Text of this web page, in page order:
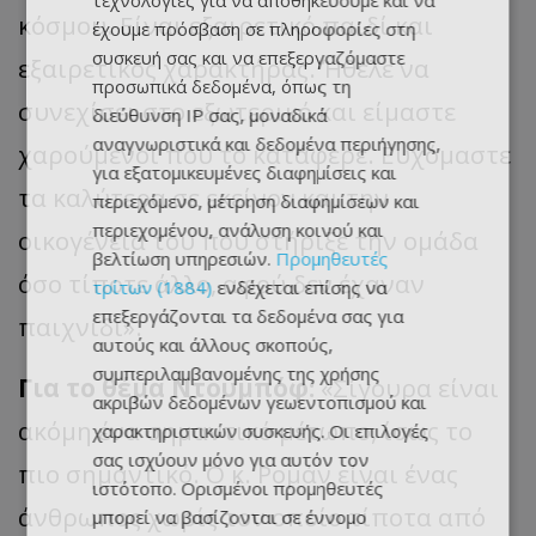
κόσμου. Είναι εξαιρετικό παιδί και
εξαιρετικός χαρακτήρας. Ήθελε να
συνεχίσει στο εξωτερικό και είμαστε
χαρούμενοι που το κατάφερε. Ευχόμαστε
τα καλύτερα σε εκείνον και την
οικογένεια του που στήριξε την ομάδα
όσο τίποτε άλλο, αφού δεν έχαναν
παιχνίδι».
Για το θέμα Ντουμπόφ:«Σίγουρα είναι
ακόμη ένα σημαντικό μέτωπο, ίσως το
πιο σημαντικό. Ο κ. Ρομάν είναι ένας
άνθρωπος χωρίς τον οποίο τίποτα από
έχουμε πρόσβαση σε πληροφορίες στη
συσκευή σας και να επεξεργαζόμαστε
προσωπικά δεδομένα, όπως τη
διεύθυνση IP σας, μοναδικά
αναγνωριστικά και δεδομένα περιήγησης,
για εξατομικευμένες διαφημίσεις και
περιεχόμενο, μέτρηση διαφημίσεων και
περιεχομένου, ανάλυση κοινού και
βελτίωση υπηρεσιών. Προμηθευτές
τρίτων (1884)ενδέχεται επίσης να
επεξεργάζονται τα δεδομένα σας για
αυτούς και άλλους σκοπούς,
συμπεριλαμβανομένης της χρήσης
ακριβών δεδομένων γεωεντοπισμού και
χαρακτηριστικών συσκευής. Οι επιλογές
σας ισχύουν μόνο για αυτόν τον
ιστότοπο. Ορισμένοι προμηθευτές
μπορεί να βασίζονται σε έννομο